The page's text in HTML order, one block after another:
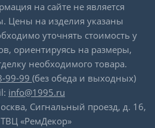
на сайте не является
Цены на изделия указаны
уточнять стоимость у
ориентируясь на размеры,
необходимого товара.
99-99 (без обеда и выходных)
info@1995.ru
Сигнальный проезд, д. 16,
ТВЦ «РемДекор»